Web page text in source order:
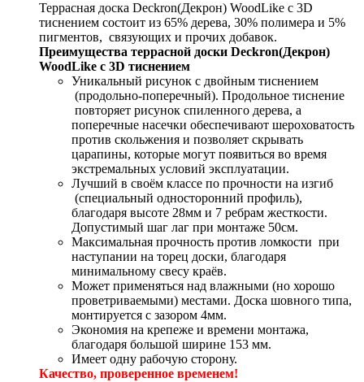
Террасная доска Deckron(Декрон) WoodLike с 3D
тиснением состоит из 65% дерева, 30% полимера и 5%
пигментов, связующих и прочих добавок.
Преимущества террасной доски Deckron(Декрон)
WoodLike с 3D тиснением
Уникальный рисунок с двойным тиснением
(продольно-поперечный). Продольное тиснение
повторяет рисунок спиленного дерева, а
поперечные насечки обеспечивают шероховатость
против скольжения и позволяет скрывать
царапины, которые могут появиться во время
экстремальных условий эксплуатации.
Лучший в своём классе по прочности на изгиб
(специальный односторонний профиль),
благодаря высоте 28мм и 7 ребрам жесткости.
Допустимый шаг лаг при монтаже 50см.
Максимальная прочность против ломкости при
наступании на торец доски, благодаря
минимальному свесу краёв.
Может применяться над влажными (но хорошо
проветриваемыми) местами. Доска шовного типа,
монтируется с зазором 4мм.
Экономия на крепеже и времени монтажа,
благодаря большой ширине 153 мм.
Имеет одну рабочую сторону.
Качество, проверенное временем!